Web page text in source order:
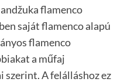
flamenco
saját flamenco alapú
flamenco
a műfaj
A felálláshoz ez